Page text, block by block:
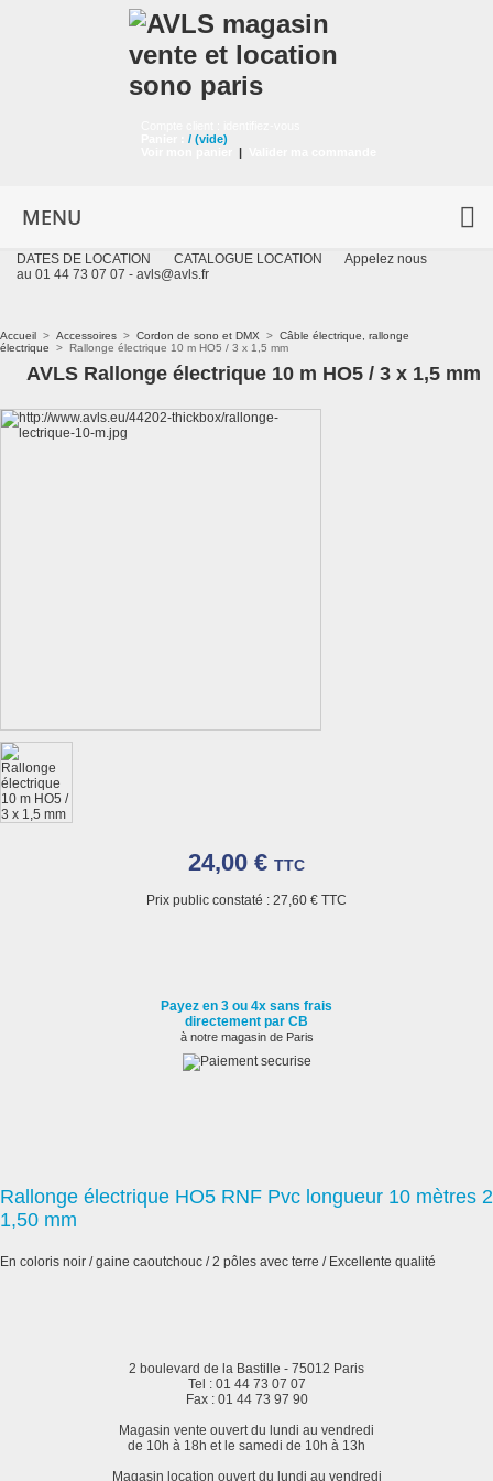
/ (vide)
|
MENU
DATES DE LOCATION CATALOGUE LOCATION
Appelez nous
au 01 44 73 07 07 - avls@avls.fr
Accueil > Accessoires > Cordon de sono et DMX > Câble électrique, rallonge
électrique
> Rallonge électrique 10 m HO5 / 3 x 1,5 mm
AVLS Rallonge électrique 10 m HO5 / 3 x 1,5 mm
24,00 € TTC
Prix public constaté : 27,60 € TTC
Payez en 3 ou 4x sans frais
directement par CB
à notre magasin de Paris
Rallonge électrique HO5 RNF Pvc longueur 10 mètres
1,50 mm
En coloris noir / gaine caoutchouc / 2 pôles avec terre / Excellente qualité
2 boulevard de la Bastille - 75012 Paris
Tel : 01 44 73 07 07
Fax : 01 44 73 97 90
Magasin vente ouvert du lundi au vendredi
de 10h à 18h et le samedi de 10h à 13h
Magasin location ouvert du lundi au vendredi